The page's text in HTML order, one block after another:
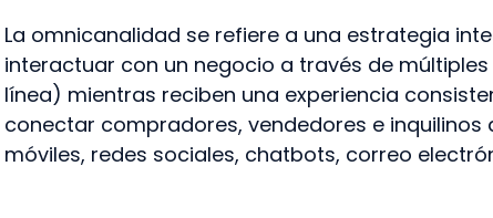
La omnicanalidad se refiere a una estrategia
interactuar con un negocio a través de
línea) mientras reciben una experiencia
conectar compradores, vendedores e
móviles, redes sociales, chatbots, correo